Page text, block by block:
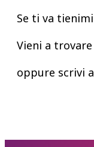
Se ti va
Vieni a
oppure scrivi